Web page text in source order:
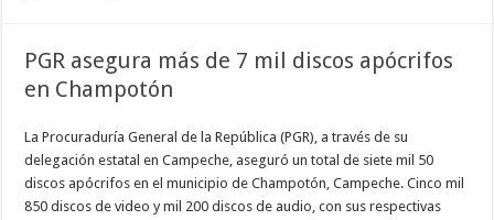
PGR asegura más de 7 mil discos apócrifos
en Champotón
La Procuraduría General de la República (PGR), a través de su
delegación estatal en Campeche, aseguró un total de siete mil 50
discos apócrifos en el municipio de Champotón, Campeche. Cinco mil
850 discos de video y mil 200 discos de audio, con sus respectivas